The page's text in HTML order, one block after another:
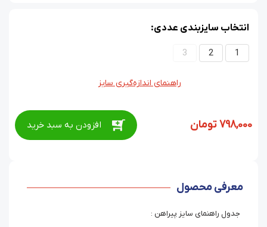
انتخاب سایزبندی عددی:
1
2
3
راهنمای اندازه‌گیری سایز
798,000تومان افزودن به سبد خرید
معرفی محصول
جدول راهنمای سایز پیراهن :